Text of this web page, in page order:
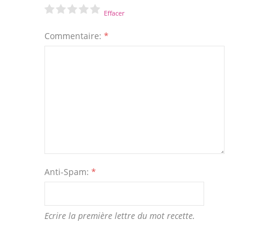
Effacer
Commentaire: *
Anti-Spam: *
Ecrire la première lettre du mot recette.